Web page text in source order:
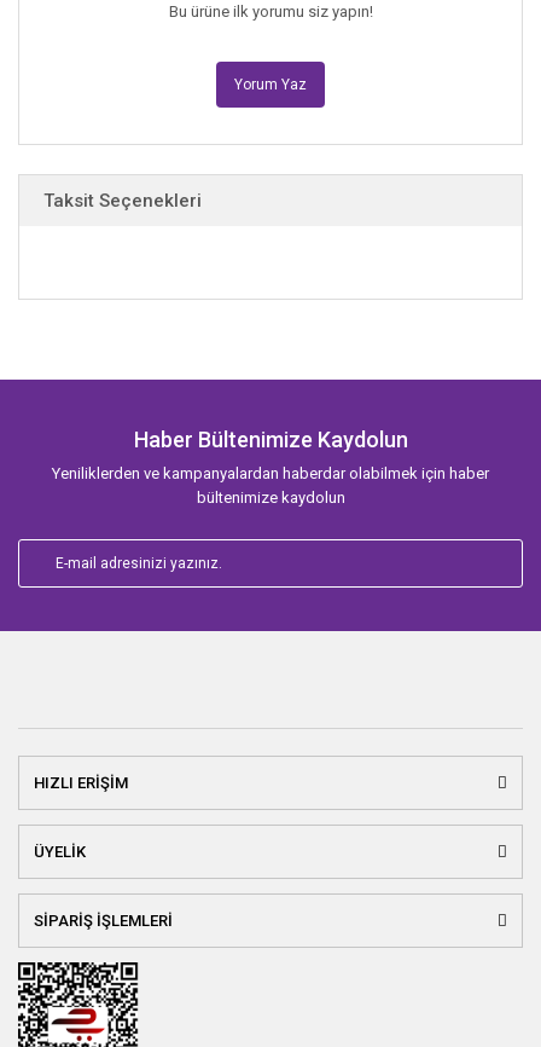
Bu ürüne ilk yorumu siz yapın!
Yorum Yaz
Taksit Seçenekleri
Haber Bültenimize Kaydolun
Yeniliklerden ve kampanyalardan haberdar olabilmek için haber
bültenimize kaydolun
HIZLI ERİŞİM
ÜYELİK
SİPARİŞ İŞLEMLERİ